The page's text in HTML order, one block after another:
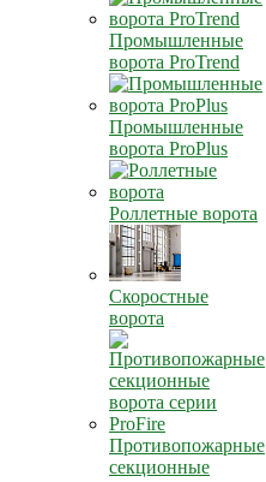
Промышленные
ворота ProTrend
Промышленные
ворота ProPlus
Роллетные ворота
Скоростные
ворота
Противопожарные
секционные